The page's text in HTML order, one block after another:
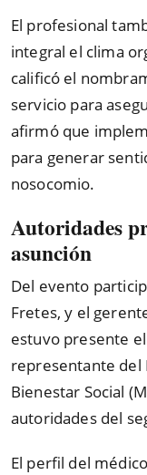
El profesional
integral el clima
calificó el
servicio para
afirmó que
para generar
nosocomio.
Autoridades
asunción
Del evento
Fretes, y el
estuvo presente
representante del
Bienestar Social
autoridades del
El perfil del